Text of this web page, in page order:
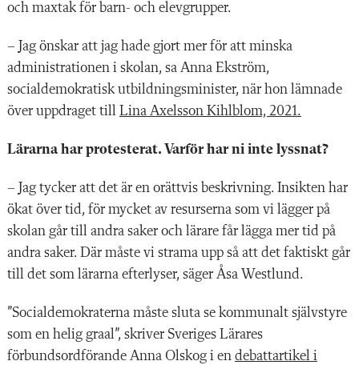
och maxtak för barn- och elevgrupper.
– Jag önskar att jag hade gjort mer för att minska
administrationen i skolan, sa Anna Ekström,
socialdemokratisk utbildningsminister, när hon lämnade
över uppdraget till Lina Axelsson Kihlblom, 2021.
Lärarna har protesterat. Varför har ni inte lyssnat?
– Jag tycker att det är en orättvis beskrivning. Insikten har
ökat över tid, för mycket av resurserna som vi lägger på
skolan går till andra saker och lärare får lägga mer tid på
andra saker. Där måste vi strama upp så att det faktiskt går
till det som lärarna efterlyser, säger Åsa Westlund.
”Socialdemokraterna måste sluta se kommunalt självstyre
som en helig graal”, skriver Sveriges Lärares
förbundsordförande Anna Olskog i en debattartikel i